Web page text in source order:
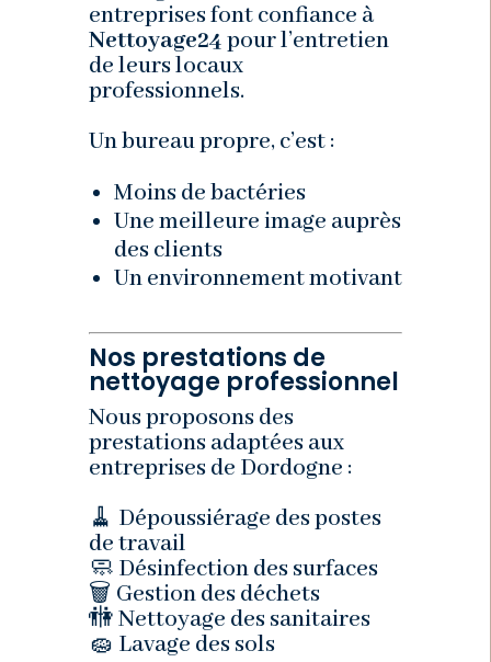
entreprises font confiance à
Nettoyage24pour l’entretien
de leurs locaux
professionnels.
Un bureau propre, c’est :
Moins de bactéries
Une meilleure image auprès
des clients
Un environnement motivant
Nos prestations de
nettoyage professionnel
Nous proposons des
prestations adaptées aux
entreprises de Dordogne :
🧹 Dépoussiérage des postes
de travail
🧼 Désinfection des surfaces
🗑️ Gestion des déchets
🚻 Nettoyage des sanitaires
🧽 Lavage des sols